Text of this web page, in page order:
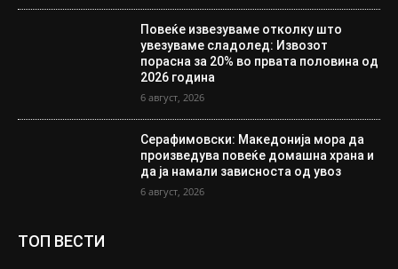
Повеќе извезуваме отколку што
увезуваме сладолед: Извозот
порасна за 20% во првата половина од
2026 година
6 август, 2026
Серафимовски: Македонија мора да
произведува повеќе домашна храна и
да ја намали зависноста од увоз
6 август, 2026
ТОП ВЕСТИ